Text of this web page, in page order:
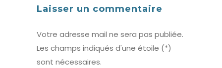
Laisser un commentaire
Votre adresse mail ne sera pas publiée.
Les champs indiqués d'une étoile (*)
sont nécessaires.